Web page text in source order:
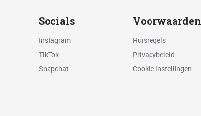
Socials
Instagram
TikTok
Snapchat
Voorwaarden
Huisregels
Privacybeleid
Cookie instellingen